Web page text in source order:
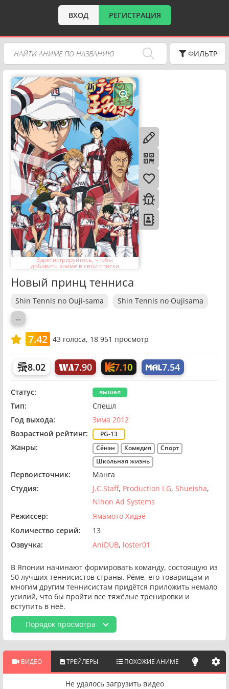
ВХОД РЕГИСТРАЦИЯ
ФИЛЬТР
Зарегистрируйтесь, чтобы
добавить аниме в свои списки
Новый принц тенниса
Shin Tennis no Ouji-sama Shin Tennis no Oujisama
…
7.42 43 голоса, 18 951 просмотр
8.02 7.90 7.10 7.54
Статус: вышел
Тип:
Спешл
Год выхода:
Зима 2012
Возрастной рейтинг:
PG-13
Жанры: Сёнэн Комедия
Спорт
Школьная жизнь
Первоисточник:
Манга
Студия:
J.C.Staff Production I.G Shueisha
Nihon Ad Systems
Режиссер:
Ямамото Хидэё
Количество серий:
13
Озвучка:
AniDUB loster01
В Японии начинают формировать команду, состоящую из
50 лучших теннисистов страны. Рёме, его товарищам и
многим другим теннисистам придётся приложить немало
усилий, что бы пройти все тяжёлые тренировки и
вступить в неё.
Порядок просмотра
ВИДЕО ТРЕЙЛЕРЫ ПОХОЖИЕ АНИМЕ
Не удалось загрузить видео